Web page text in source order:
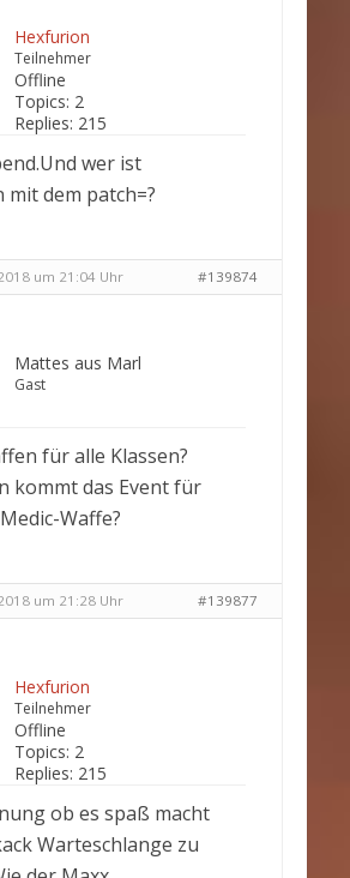
Hexfurion
Teilnehmer
Offline
Topics: 2
Replies: 215
wer ist
mit dem patch=?
um 21:04 Uhr #139874
Mattes aus Marl
Gast
für alle Klassen?
kommt das Event für
Waffe?
um 21:28 Uhr #139877
Hexfurion
Teilnehmer
Offline
Topics: 2
Replies: 215
ob es spaß macht
Warteschlange zu